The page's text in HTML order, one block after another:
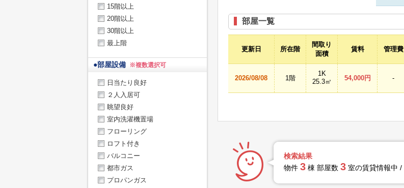
部屋一覧
更新日 所在階
間取り
面積
賃料 管理費
2026/08/08 1階
1K
25.3㎡
54,000円 -
検索結果
物件 3 棟 部屋数 3 室の賃貸情報中 /
15階以上
20階以上
30階以上
最上階
●部屋設備 ※複数選択可
日当たり良好
２人入居可
眺望良好
室内洗濯機置場
フローリング
ロフト付き
バルコニー
都市ガス
プロパンガス